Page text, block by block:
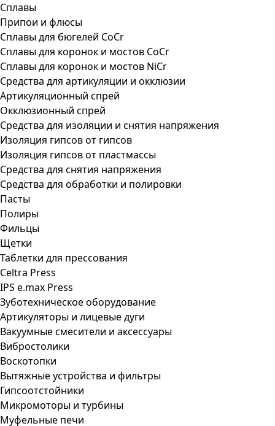
Сплавы
Припои и флюсы
Сплавы для бюгелей CoCr
Сплавы для коронок и мостов CoCr
Сплавы для коронок и мостов NiCr
Средства для артикуляции и окклюзии
Артикуляционный спрей
Окклюзионный спрей
Средства для изоляции и снятия напряжения
Изоляция гипсов от гипсов
Изоляция гипсов от пластмассы
Средства для снятия напряжения
Средства для обработки и полировки
Пасты
Полиры
Фильцы
Щетки
Таблетки для прессования
Celtra Press
IPS e.max Press
Зуботехническое оборудование
Артикуляторы и лицевые дуги
Вакуумные смесители и аксессуары
Вибростолики
Воскотопки
Вытяжные устройства и фильтры
Гипсоотстойники
Микромоторы и турбины
Муфельные печи